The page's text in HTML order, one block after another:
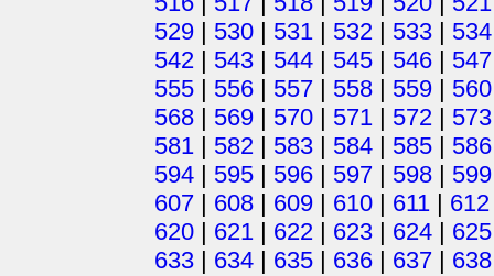
529 | 530 | 531 | 532 | 533 | 534
542 | 543 | 544 | 545 | 546 | 547
555 | 556 | 557 | 558 | 559 | 560
568 | 569 | 570 | 571 | 572 | 573
581 | 582 | 583 | 584 | 585 | 586
594 | 595 | 596 | 597 | 598 | 599
607 | 608 | 609 | 610 | 611 | 612
620 | 621 | 622 | 623 | 624 | 625
633 | 634 | 635 | 636 | 637 | 638